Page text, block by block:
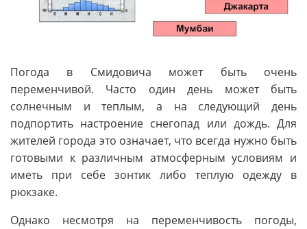
Погода в Смидовича может быть очень
переменчивой. Часто один день может быть
солнечным и теплым, а на следующий день
подпортить настроение снегопад или дождь. Для
жителей города это означает, что всегда нужно быть
готовыми к различным атмосферным условиям и
иметь при себе зонтик либо теплую одежду в
рюкзаке.
Однако несмотря на переменчивость погоды,